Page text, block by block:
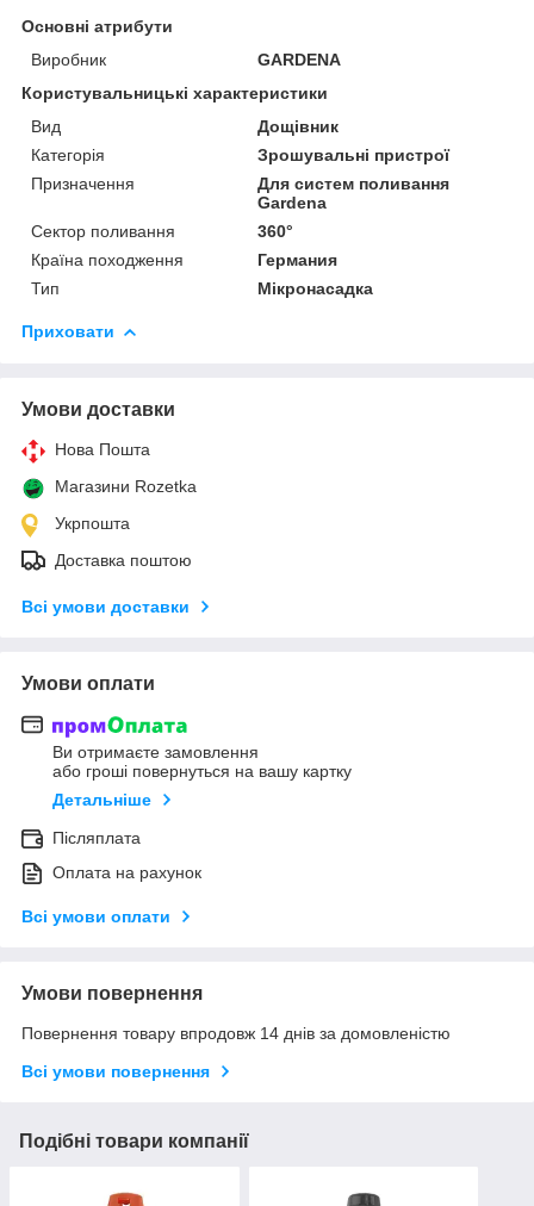
Основні атрибути
Виробник
GARDENA
Користувальницькі характеристики
Вид
Дощівник
Категорія
Зрошувальні пристрої
Призначення
Для систем поливання
Gardena
Сектор поливання
360°
Країна походження
Германия
Тип
Мікронасадка
Приховати
Умови доставки
Нова Пошта
Магазини Rozetka
Укрпошта
Доставка поштою
Всі умови доставки
Умови оплати
Ви отримаєте замовлення
або гроші повернуться на вашу картку
Детальніше
Післяплата
Оплата на рахунок
Всі умови оплати
Умови повернення
Повернення товару впродовж 14 днів за домовленістю
Всі умови повернення
Подібні товари компанії